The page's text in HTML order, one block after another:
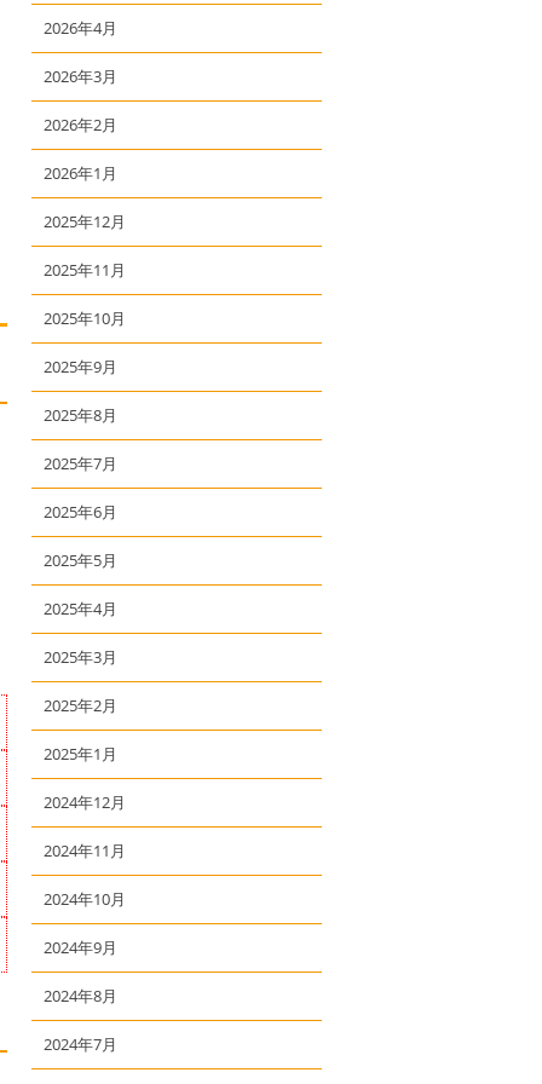
2026年4月
2026年3月
2026年2月
2026年1月
2025年12月
2025年11月
2025年10月
2025年9月
2025年8月
2025年7月
2025年6月
2025年5月
2025年4月
2025年3月
2025年2月
2025年1月
2024年12月
2024年11月
2024年10月
2024年9月
2024年8月
2024年7月